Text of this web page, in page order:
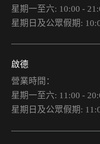
星期一至六: 10:00 -
星期日及公眾假期:
啟德
營業時間：
星期一至六: 11:00 -
星期日及公眾假期: